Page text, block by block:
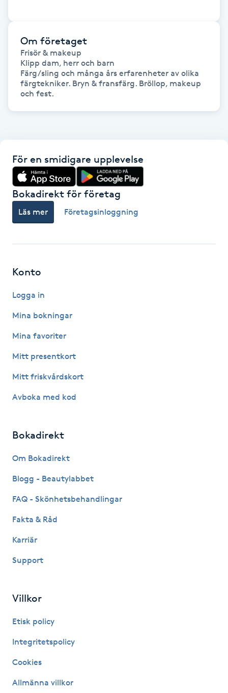
Hot yoga
Hudföryngring
Huduppstramning
Hyaluronsyra
Hyperhidros
Hypnos
Hårborttagning
Hårbottenbehandling
Hårförlängning
Hälsa
IPL
IPL hårborttagning
K18
Katun fransar
Kemisk peeling
Keratinbehandling
Om företaget
Frisör & makeup
Klipp dam, herr och barn
Färg/sling och många års erfarenheter av olika
färgtekniker. Bryn & fransfärg. Bröllop, makeup
och fest.
För en smidigare upplevelse
Bokadirekt för företag
Läs mer Företagsinloggning
Konto
Logga in
Mina bokningar
Mina favoriter
Mitt presentkort
Mitt friskvårdskort
Avboka med kod
Bokadirekt
Om Bokadirekt
Blogg - Beautylabbet
FAQ - Skönhetsbehandlingar
Fakta & Råd
Karriär
Support
Villkor
Etisk policy
Integritetspolicy
Cookies
Allmänna villkor